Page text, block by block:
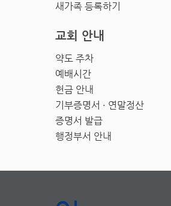
새가족 등록하기
교회 안내
약도 주차
예배시간
헌금 안내
기부증명서 · 연말정산
증명서 발급
행정부서 안내